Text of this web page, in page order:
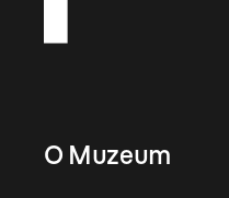
O Muzeum